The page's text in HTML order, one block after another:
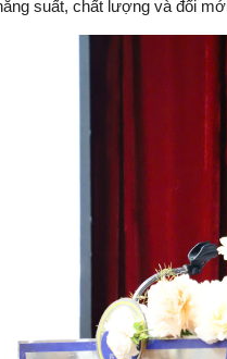
suất, chất lượng và đổi